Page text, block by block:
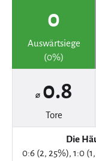
0
Auswärtsiege
(0%)
⌀ 0.8
Tore
Die
0:6 (2, 25%), 1:0